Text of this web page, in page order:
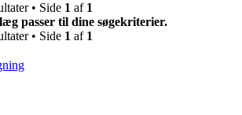
• Side 1 af 1
passer til dine søgekriterier.
• Side 1 af 1